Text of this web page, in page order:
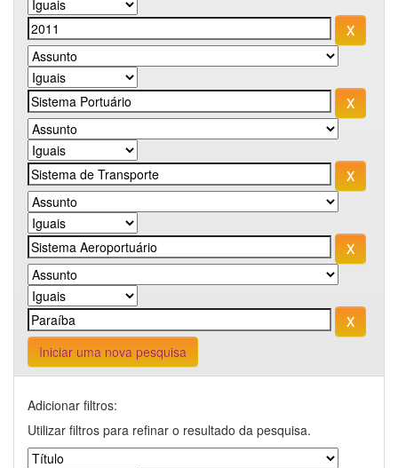
Iniciar uma nova pesquisa
Adicionar filtros:
Utilizar filtros para refinar o resultado da pesquisa.